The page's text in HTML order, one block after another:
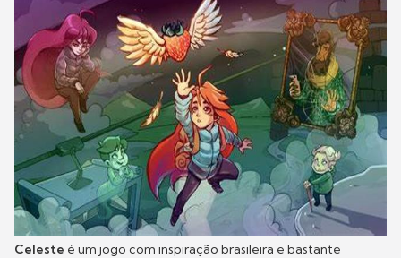
Celeste é um jogo com inspiração brasileira e bastante